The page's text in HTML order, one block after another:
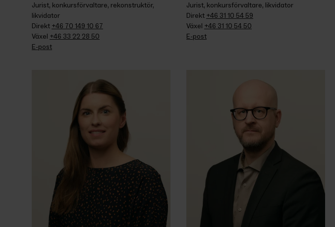
Jurist, konkursförvaltare, rekonstruktör,
likvidator
Direkt +46 70 149 10 67
Växel +46 33 22 28 50
E-post
Jurist, konkursförvaltare, likvidator
Direkt +46 31 10 54 59
Växel +46 31 10 54 50
E-post